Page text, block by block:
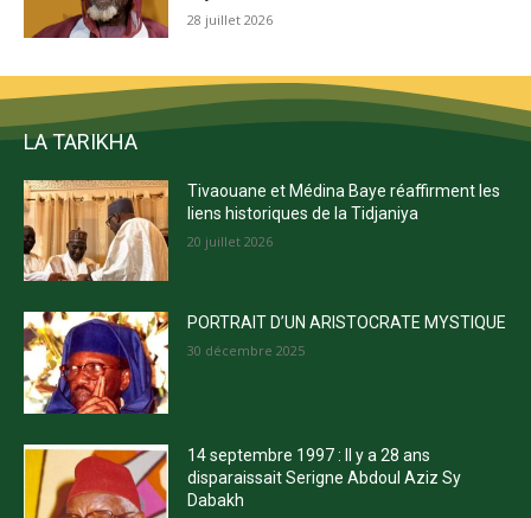
28 juillet 2026
LA TARIKHA
Tivaouane et Médina Baye réaffirment les
liens historiques de la Tidjaniya
20 juillet 2026
PORTRAIT D’UN ARISTOCRATE MYSTIQUE
30 décembre 2025
14 septembre 1997 : Il y a 28 ans
disparaissait Serigne Abdoul Aziz Sy
Dabakh